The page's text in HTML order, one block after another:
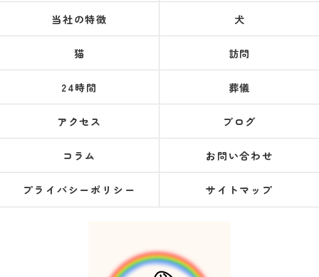
当社の特徴 犬
猫 訪問
24時間 葬儀
アクセス ブログ
コラム お問い合わせ
プライバシーポリシー サイトマップ